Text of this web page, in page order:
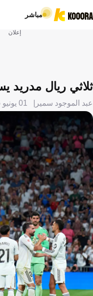
مباشر
إعلان
ثلاثي ريال مدريد
عبد الموجود سمير 01 يونيو 2026